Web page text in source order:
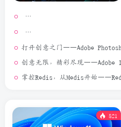
打开创意之门——Adobe Photoshop
创意无限，精彩尽现——Adobe Illustrator
掌控Redis，从Medis开始——Redis
521